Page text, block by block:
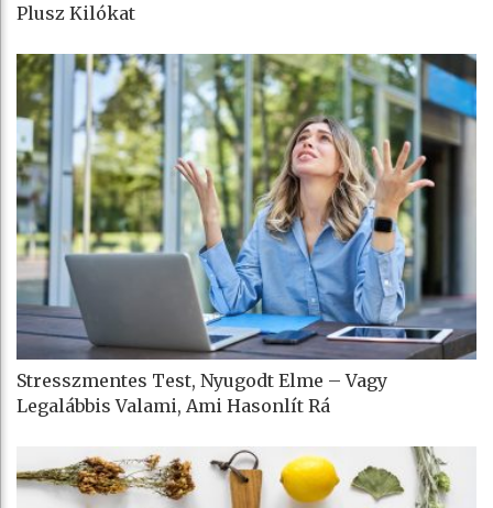
Plusz Kilókat
Stresszmentes Test, Nyugodt Elme – Vagy
Legalábbis Valami, Ami Hasonlít Rá